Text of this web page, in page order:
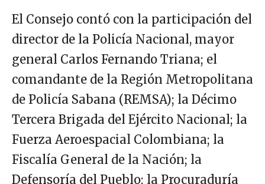
El Consejo contó con la participación del
director de la Policía Nacional, mayor
general Carlos Fernando Triana; el
comandante de la Región Metropolitana
de Policía Sabana (REMSA); la Décimo
Tercera Brigada del Ejército Nacional; la
Fuerza Aeroespacial Colombiana; la
Fiscalía General de la Nación; la
Defensoría del Pueblo; la Procuraduría